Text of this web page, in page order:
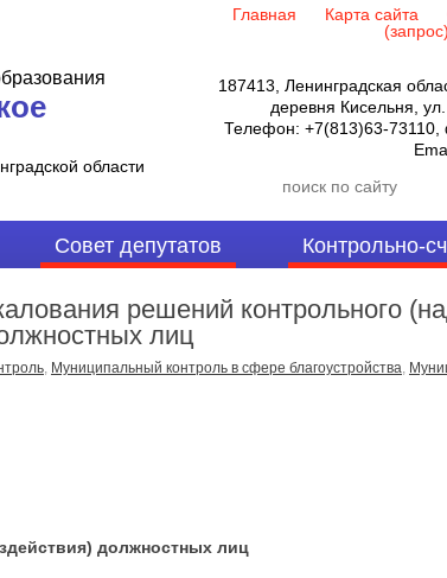
области
Главная Карта сайта
187413, Ленинградская
деревня Кисельня,
Телефон: +7(813)63-73110
Совет депутатов Контрольно-
решений контрольного
лиц
, Муниципальный контроль в сфере благоустройства,
должностных лиц